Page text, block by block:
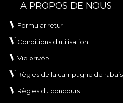
A PROPOS DE NOUS
Formular retur
Conditions d'utilisation
Vie privée
Règles de la campagne de rabais
Règles du concours